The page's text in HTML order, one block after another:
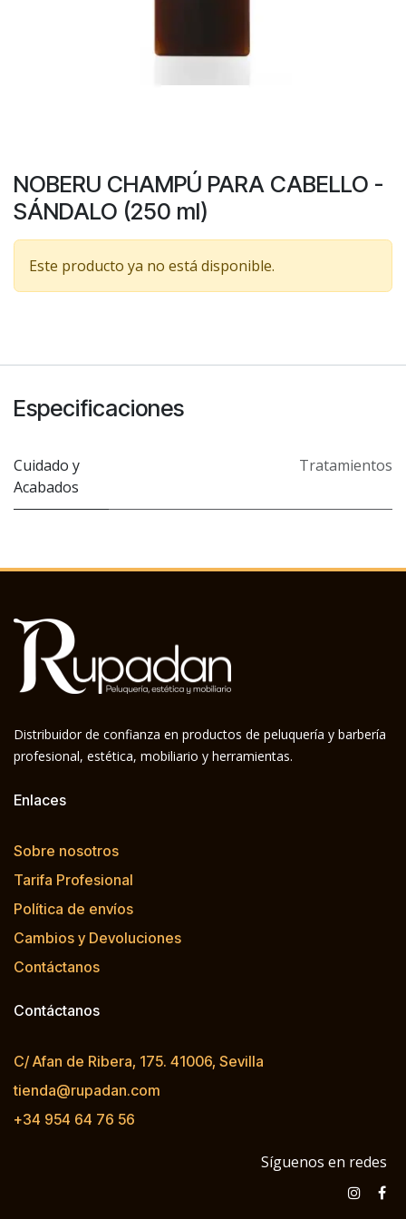
NOBERU CHAMPÚ PARA CABELLO -
SÁNDALO (250 ml)
Este producto ya no está disponible.
Especificaciones
Cuidado y
Acabados
Tratamientos
Distribuidor de confianza en productos de peluquería y barbería
profesional, estética, mobiliario y herramientas.
Enlaces
Sobre nosotros
Tarifa Profesional
Política de envíos
Cambios y Devoluciones
Contáctanos
Contáctanos
C/ Afan de Ribera, 175. 41006, Sevilla
tienda@rupadan.com
+34 954 64 76 56
Síguenos en redes